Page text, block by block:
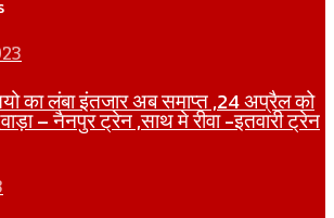
का लंबा इंतजार अब समाप्त ,24 अप्रैल को
– नैनपुर ट्रेन ,साथ मे रीवा -इतवारी ट्रेन